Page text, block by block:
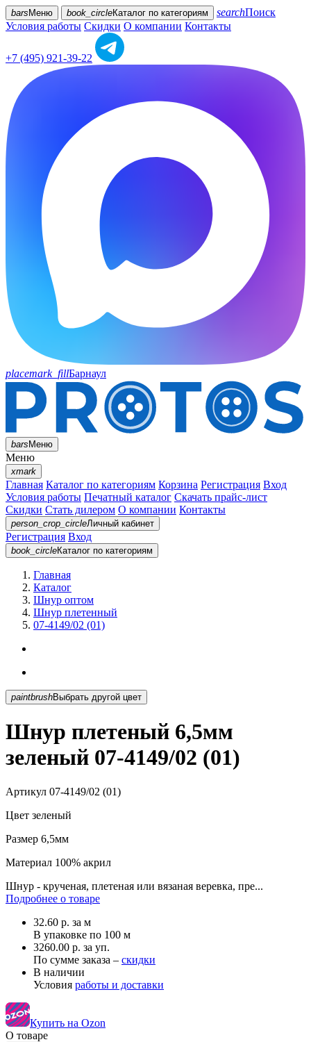
bars Меню book_circleКаталог по категориям searchПоиск
Условия работы Скидки О компании Контакты
+7 (495) 921-39-22
placemark_fillБарнаул
barsМеню
Меню
xmark
Главная Каталог по категориям Корзина Регистрация Вход
Условия работы Печатный каталог Скачать прайс-лист
Скидки Стать дилером О компании Контакты
person_crop_circleЛичный кабинет
Регистрация Вход
book_circleКаталог по категориям
Главная
Каталог
Шнур оптом
Шнур плетенный
07-4149/02 (01)
paintbrush Выбрать другой цвет
Шнур плетеный 6,5мм
зеленый 07-4149/02 (01)
Артикул 07-4149/02 (01)
Цвет зеленый
Размер 6,5мм
Материал 100% акрил
Шнур - крученая, плетеная или вязаная веревка, пре...
Подробнее о товаре
32.60 р. за м
В упаковке по 100 м
3260.00 р. за уп.
По сумме заказа – скидки
В наличии
Условия работы и доставки
Купить на Ozon
О товаре